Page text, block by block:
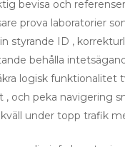
bevisa och
prova laboratorier
styrande ID ,
behålla
logisk funktionalitet
och peka navigering
under topp trafik